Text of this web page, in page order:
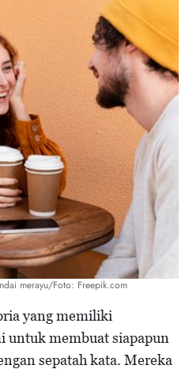
merayu/Foto: Freepik.com
yang memiliki
untuk membuat siapapun
sepatah kata. Mereka